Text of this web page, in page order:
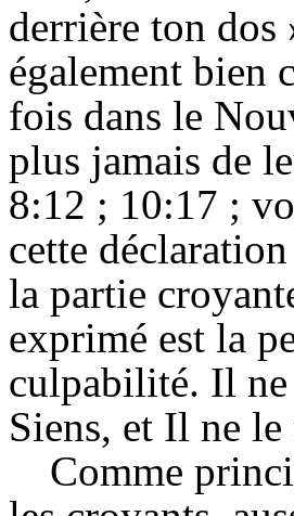
derrière ton dos
également bien
fois dans le
plus jamais de
8:12 ; 10:17 ;
cette
la partie
exprimé est la
culpabilité. Il ne
Siens, et Il ne
Comme